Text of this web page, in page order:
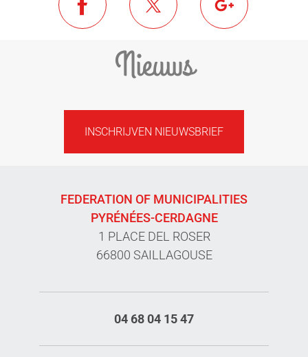
Nieuws
INSCHRIJVEN NIEUWSBRIEF
FEDERATION OF MUNICIPALITIES
PYRÉNÉES-CERDAGNE
1 PLACE DEL ROSER
66800 SAILLAGOUSE
04 68 04 15 47